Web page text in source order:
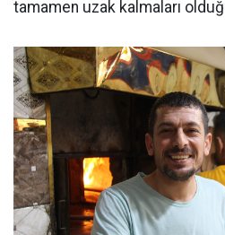
tamamen uzak kalmaları